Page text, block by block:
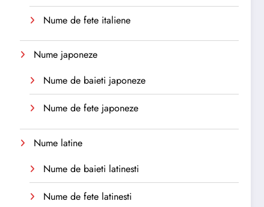
Nume de fete italiene
Nume japoneze
Nume de baieti japoneze
Nume de fete japoneze
Nume latine
Nume de baieti latinesti
Nume de fete latinesti